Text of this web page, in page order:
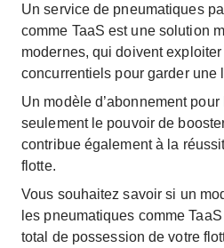
Un service de pneumatiques
comme TaaS est une solution
modernes, qui doivent
concurrentiels pour garder une
Un modèle d’abonnement
seulement le pouvoir de
contribue également à la
flotte.
Vous souhaitez savoir si un
les pneumatiques comme
total de possession de votre